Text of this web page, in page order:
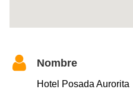
Nombre
Hotel Posada Aurorita